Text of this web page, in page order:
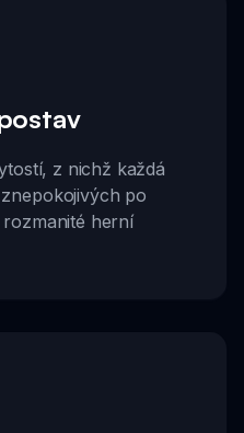
z nichž každá
po
herní